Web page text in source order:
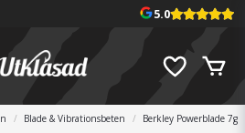
5.0
Blade & Vibrationsbeten Berkley Powerblade 7g